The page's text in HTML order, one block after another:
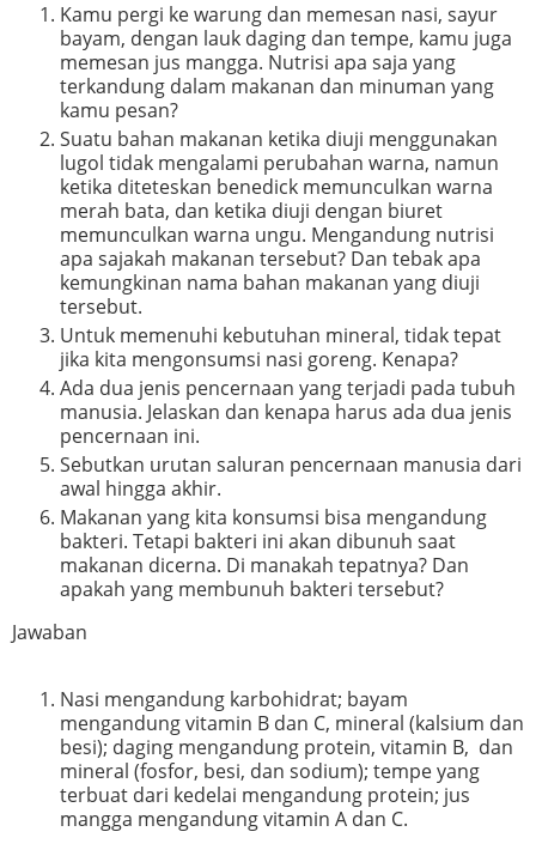
Kamu pergi ke warung dan memesan nasi, sayur
bayam, dengan lauk daging dan tempe, kamu juga
memesan jus mangga. Nutrisi apa saja yang
terkandung dalam makanan dan minuman yang
kamu pesan?
Suatu bahan makanan ketika diuji menggunakan
lugol tidak mengalami perubahan warna, namun
ketika diteteskan benedick memunculkan warna
merah bata, dan ketika diuji dengan biuret
memunculkan warna ungu. Mengandung nutrisi
apa sajakah makanan tersebut? Dan tebak apa
kemungkinan nama bahan makanan yang diuji
tersebut.
Untuk memenuhi kebutuhan mineral, tidak tepat
jika kita mengonsumsi nasi goreng. Kenapa?
Ada dua jenis pencernaan yang terjadi pada tubuh
manusia. Jelaskan dan kenapa harus ada dua jenis
pencernaan ini.
Sebutkan urutan saluran pencernaan manusia dari
awal hingga akhir.
Makanan yang kita konsumsi bisa mengandung
bakteri. Tetapi bakteri ini akan dibunuh saat
makanan dicerna. Di manakah tepatnya? Dan
apakah yang membunuh bakteri tersebut?
Jawaban
Nasi mengandung karbohidrat; bayam
mengandung vitamin B dan C, mineral (kalsium dan
besi); daging mengandung protein, vitamin B, dan
mineral (fosfor, besi, dan sodium); tempe yang
terbuat dari kedelai mengandung protein; jus
mangga mengandung vitamin A dan C.